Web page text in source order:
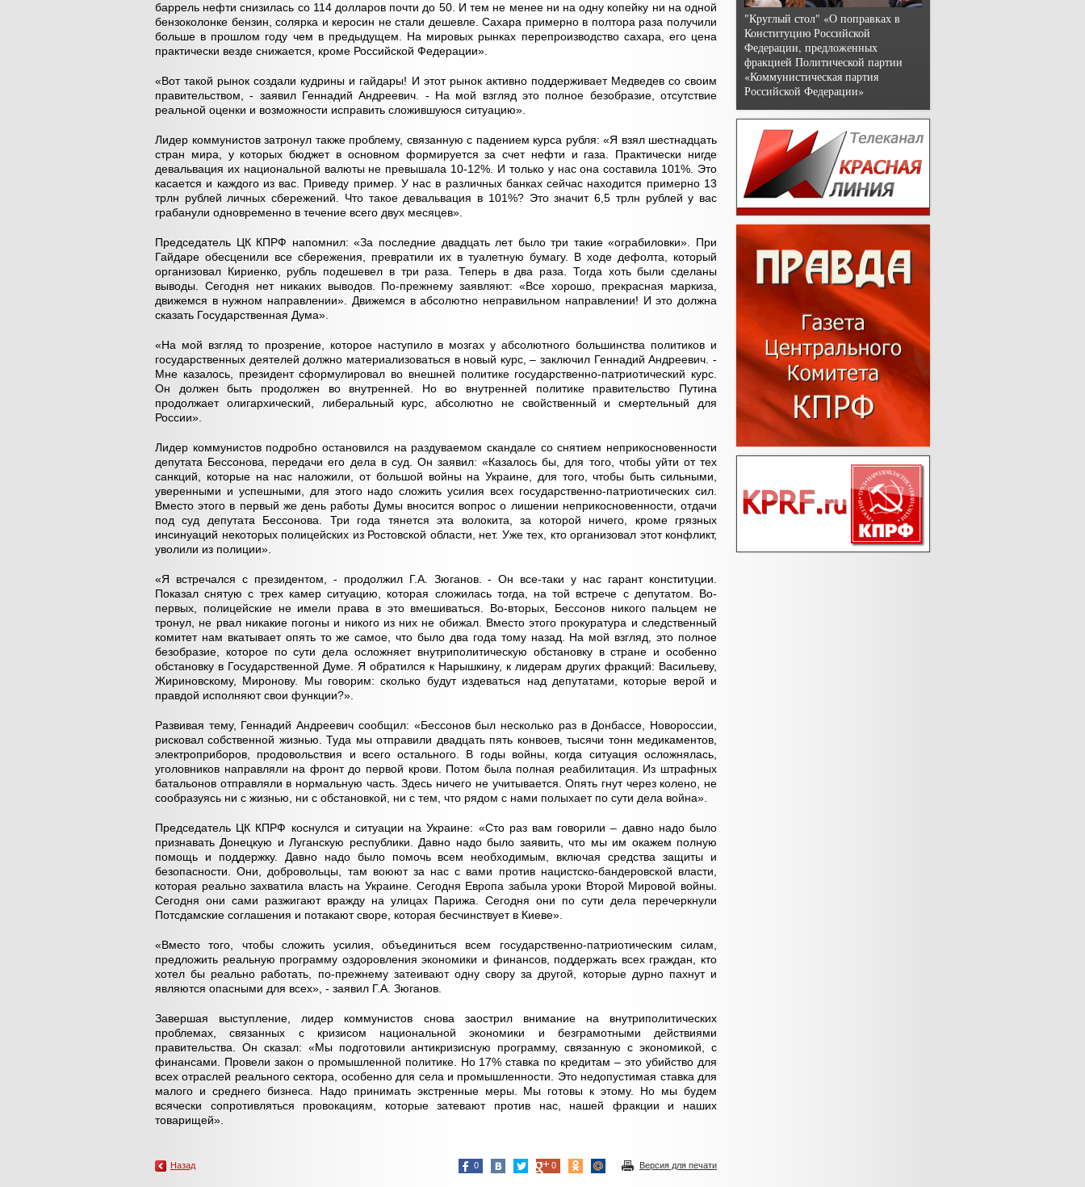
баррель нефти снизилась со 114 долларов почти до 50. И тем не менее ни на одну копейку ни на одной
бензоколонке бензин, солярка и керосин не стали дешевле. Сахара примерно в полтора раза получили
больше в прошлом году чем в предыдущем. На мировых рынках перепроизводство сахара, его цена
практически везде снижается, кроме Российской Федерации».
«Вот такой рынок создали кудрины и гайдары! И этот рынок активно поддерживает Медведев со своим
правительством, - заявил Геннадий Андреевич. - На мой взгляд это полное безобразие, отсутствие
реальной оценки и возможности исправить сложившуюся ситуацию».
Лидер коммунистов затронул также проблему, связанную с падением курса рубля: «Я взял шестнадцать
стран мира, у которых бюджет в основном формируется за счет нефти и газа. Практически нигде
девальвация их национальной валюты не превышала 10-12%. И только у нас она составила 101%. Это
касается и каждого из вас. Приведу пример. У нас в различных банках сейчас находится примерно 13
трлн рублей личных сбережений. Что такое девальвация в 101%? Это значит 6,5 трлн рублей у вас
грабанули одновременно в течение всего двух месяцев».
Председатель ЦК КПРФ напомнил: «За последние двадцать лет было три такие «ограбиловки». При
Гайдаре обесценили все сбережения, превратили их в туалетную бумагу. В ходе дефолта, который
организовал Кириенко, рубль подешевел в три раза. Теперь в два раза. Тогда хоть были сделаны
выводы. Сегодня нет никаких выводов. По-прежнему заявляют: «Все хорошо, прекрасная маркиза,
движемся в нужном направлении». Движемся в абсолютно неправильном направлении! И это должна
сказать Государственная Дума».
«На мой взгляд то прозрение, которое наступило в мозгах у абсолютного большинства политиков и
государственных деятелей должно материализоваться в новый курс, – заключил Геннадий Андреевич. -
Мне казалось, президент сформулировал во внешней политике государственно-патриотический курс.
Он должен быть продолжен во внутренней. Но во внутренней политике правительство Путина
продолжает олигархический, либеральный курс, абсолютно не свойственный и смертельный для
России».
Лидер коммунистов подробно остановился на раздуваемом скандале со снятием неприкосновенности
депутата Бессонова, передачи его дела в суд. Он заявил: «Казалось бы, для того, чтобы уйти от тех
санкций, которые на нас наложили, от большой войны на Украине, для того, чтобы быть сильными,
уверенными и успешными, для этого надо сложить усилия всех государственно-патриотических сил.
Вместо этого в первый же день работы Думы вносится вопрос о лишении неприкосновенности, отдачи
под суд депутата Бессонова. Три года тянется эта волокита, за которой ничего, кроме грязных
инсинуаций некоторых полицейских из Ростовской области, нет. Уже тех, кто организовал этот конфликт,
уволили из полиции».
«Я встречался с президентом, - продолжил Г.А. Зюганов. - Он все-таки у нас гарант конституции.
Показал снятую с трех камер ситуацию, которая сложилась тогда, на той встрече с депутатом. Во-
первых, полицейские не имели права в это вмешиваться. Во-вторых, Бессонов никого пальцем не
тронул, не рвал никакие погоны и никого из них не обижал. Вместо этого прокуратура и следственный
комитет нам вкатывает опять то же самое, что было два года тому назад. На мой взгляд, это полное
безобразие, которое по сути дела осложняет внутриполитическую обстановку в стране и особенно
обстановку в Государственной Думе. Я обратился к Нарышкину, к лидерам других фракций: Васильеву,
Жириновскому, Миронову. Мы говорим: сколько будут издеваться над депутатами, которые верой и
правдой исполняют свои функции?».
Развивая тему, Геннадий Андреевич сообщил: «Бессонов был несколько раз в Донбассе, Новороссии,
рисковал собственной жизнью. Туда мы отправили двадцать пять конвоев, тысячи тонн медикаментов,
электроприборов, продовольствия и всего остального. В годы войны, когда ситуация осложнялась,
уголовников направляли на фронт до первой крови. Потом была полная реабилитация. Из штрафных
батальонов отправляли в нормальную часть. Здесь ничего не учитывается. Опять гнут через колено, не
сообразуясь ни с жизнью, ни с обстановкой, ни с тем, что рядом с нами полыхает по сути дела война».
Председатель ЦК КПРФ коснулся и ситуации на Украине: «Сто раз вам говорили – давно надо было
признавать Донецкую и Луганскую республики. Давно надо было заявить, что мы им окажем полную
помощь и поддержку. Давно надо было помочь всем необходимым, включая средства защиты и
безопасности. Они, добровольцы, там воюют за нас с вами против нацистско-бандеровской власти,
которая реально захватила власть на Украине. Сегодня Европа забыла уроки Второй Мировой войны.
Сегодня они сами разжигают вражду на улицах Парижа. Сегодня они по сути дела перечеркнули
Потсдамские соглашения и потакают своре, которая бесчинствует в Киеве».
«Вместо того, чтобы сложить усилия, объединиться всем государственно-патриотическим силам,
предложить реальную программу оздоровления экономики и финансов, поддержать всех граждан, кто
хотел бы реально работать, по-прежнему затеивают одну свору за другой, которые дурно пахнут и
являются опасными для всех», - заявил Г.А. Зюганов.
Завершая выступление, лидер коммунистов снова заострил внимание на внутриполитических
проблемах, связанных с кризисом национальной экономики и безграмотными действиями
правительства. Он сказал: «Мы подготовили антикризисную программу, связанную с экономикой, с
финансами. Провели закон о промышленной политике. Но 17% ставка по кредитам – это убийство для
всех отраслей реального сектора, особенно для села и промышленности. Это недопустимая ставка для
малого и среднего бизнеса. Надо принимать экстренные меры. Мы готовы к этому. Но мы будем
всячески сопротивляться провокациям, которые затевают против нас, нашей фракции и наших
товарищей».
Версия для печати
0 0
Назад
"Круглый стол" «О поправках в
Конституцию Российской
Федерации, предложенных
фракцией Политической партии
«Коммунистическая партия
Российской Федерации»